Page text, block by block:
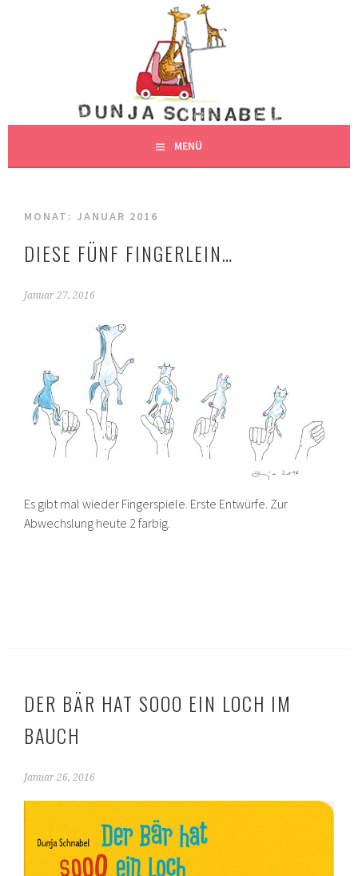
DUNJAS SCHNABEL
ILLUSTRATION
DUNJA SCHNABEL, ILLUSTRATION, HAMBURG
MENÜ
MONAT:JANUAR 2016
DIESE FÜNF FINGERLEIN…
Januar 27, 2016
Es gibt mal wieder Fingerspiele. Erste Entwürfe. Zur
Abwechslung heute 2 farbig.
DER BÄR HAT SOOO EIN LOCH IM
BAUCH
Januar 26, 2016